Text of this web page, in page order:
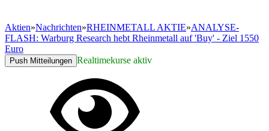
Aktien»Nachrichten»RHEINMETALL AKTIE»ANALYSE-
FLASH: Warburg Research hebt Rheinmetall auf 'Buy' - Ziel 1550
Euro
Push Mitteilungen Realtimekurse aktiv